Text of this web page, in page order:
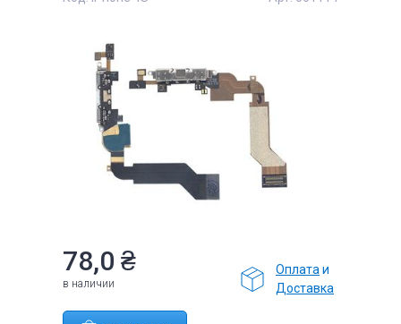
78,0 ₴
в наличии
Оплата и
Доставка